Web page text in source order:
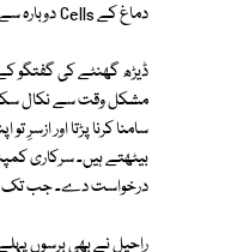
دماغ کے Cells دوبارہ سے ڈسٹرب نہ ہوتے۔''
ڈیڑھ گھنٹے کی گفتگو
درخواست دے۔ جب تک